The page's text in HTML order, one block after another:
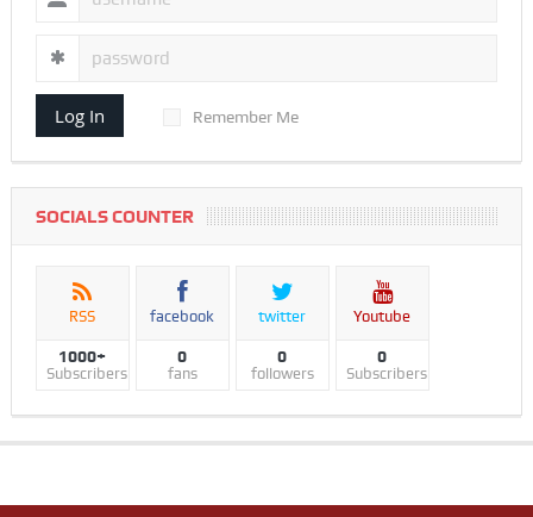
Log In Remember Me
SOCIALS COUNTER
RSS
1000+
Subscribers
facebook
0
fans
twitter
0
followers
Youtube
0
Subscribers